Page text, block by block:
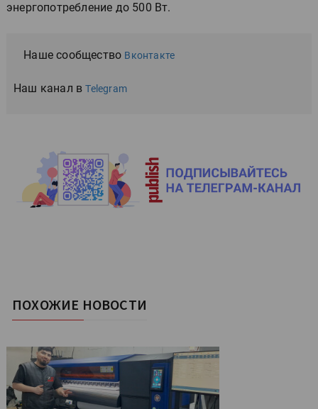
энергопотребление до 500 Вт.
Наше сообщество Вконтакте
Наш канал вTelegram
ПОХОЖИЕ НОВОСТИ